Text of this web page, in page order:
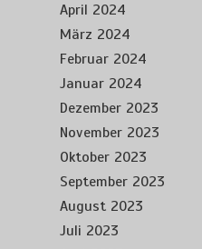
April 2024
März 2024
Februar 2024
Januar 2024
Dezember 2023
November 2023
Oktober 2023
September 2023
August 2023
Juli 2023